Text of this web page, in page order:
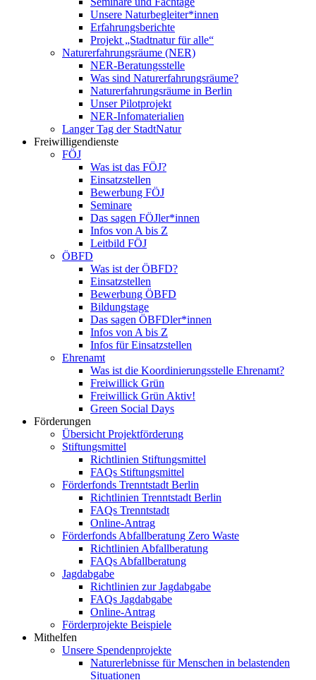
Unsere Naturbegleiter*innen
Erfahrungsberichte
Projekt „Stadtnatur für alle“
Naturerfahrungsräume (NER)
NER-Beratungsstelle
Was sind Naturerfahrungsräume?
Naturerfahrungsräume in Berlin
Unser Pilotprojekt
NER-Infomaterialien
Langer Tag der StadtNatur
Freiwilligendienste
FÖJ
Was ist das FÖJ?
Einsatzstellen
Bewerbung FÖJ
Seminare
Das sagen FÖJler*innen
Infos von A bis Z
Leitbild FÖJ
ÖBFD
Was ist der ÖBFD?
Einsatzstellen
Bewerbung ÖBFD
Bildungstage
Das sagen ÖBFDler*innen
Infos von A bis Z
Infos für Einsatzstellen
Ehrenamt
Was ist die Koordinierungsstelle Ehrenamt?
Freiwillick Grün
Freiwillick Grün Aktiv!
Green Social Days
Förderungen
Übersicht Projektförderung
Stiftungsmittel
Richtlinien Stiftungsmittel
FAQs Stiftungsmittel
Förderfonds Trenntstadt Berlin
Richtlinien Trenntstadt Berlin
FAQs Trenntstadt
Online-Antrag
Förderfonds Abfallberatung Zero Waste
Richtlinien Abfallberatung
FAQs Abfallberatung
Jagdabgabe
Richtlinien zur Jagdabgabe
FAQs Jagdabgabe
Online-Antrag
Förderprojekte Beispiele
Mithelfen
Unsere Spendenprojekte
Naturerlebnisse für Menschen in belastenden
Situationen